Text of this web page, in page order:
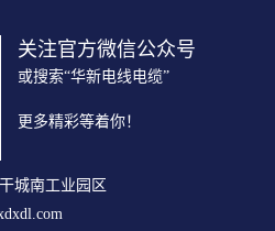
关注官方微信公众号
或搜索“华新电线电缆”
更多精彩等着你！
城南工业园区